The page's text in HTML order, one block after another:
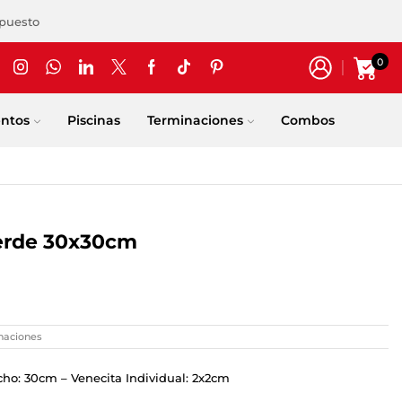
0
Piscinas Terminaciones Combos
30x30cm
30cm – Venecita Individual: 2x2cm